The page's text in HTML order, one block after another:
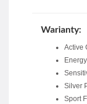
Warianty:
Active
Silver
Sport